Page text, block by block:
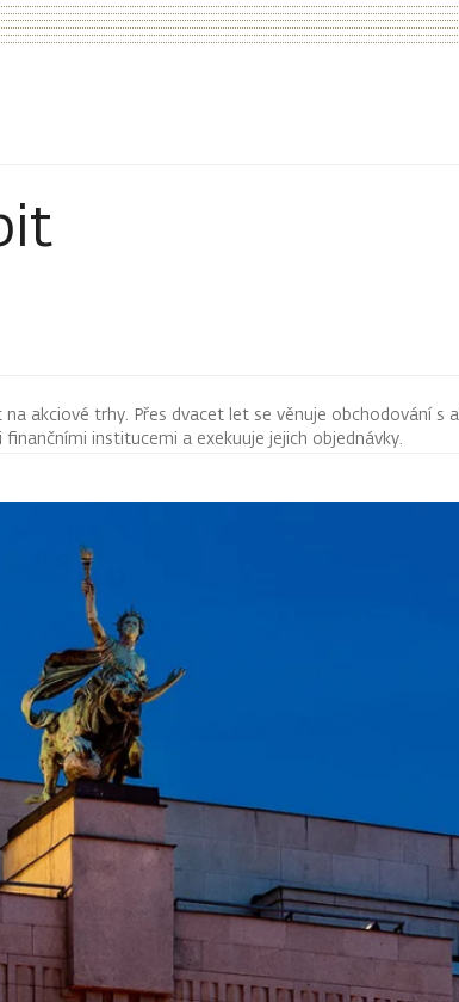
akciové trhy. Přes dvacet let se věnuje obchodování s
institucemi a exekuuje jejich objednávky.